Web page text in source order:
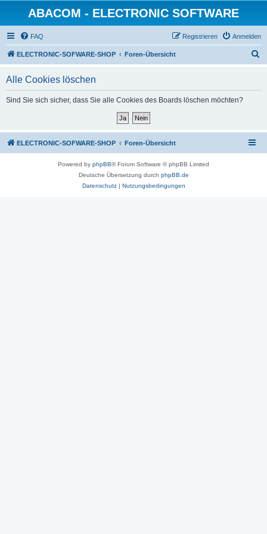
ABACOM - ELECTRONIC SOFTWARE
FAQ Anmelden
Registrieren
ELECTRONIC-SOFWARE-SHOP Foren-Übersicht
Alle Cookies löschen
Sind Sie sich sicher, dass Sie alle Cookies des Boards löschen möchten?
ELECTRONIC-SOFWARE-SHOP Foren-Übersicht
Powered by phpBB® Forum Software © phpBB Limited
Deutsche Übersetzung durch phpBB.de
Datenschutz| Nutzungsbedingungen